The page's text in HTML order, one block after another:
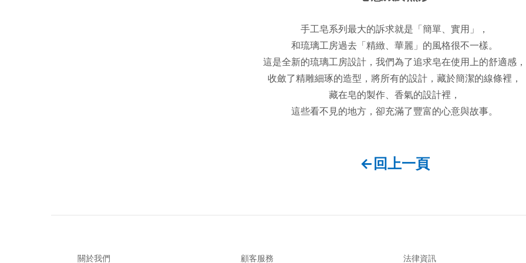
手工皂系列最大的訴求就是「簡單、實用」，
和琉璃工房過去「精緻、華麗」的風格很不一樣。
這是全新的琉璃工房設計，我們為了追求皂在使用上的舒適感，
收斂了精雕細琢的造型，將所有的設計，藏於簡潔的線條裡，
藏在皂的製作、香氣的設計裡，
這些看不見的地方，卻充滿了豐富的心意與故事。
←回上一頁
關於我們 顧客服務 法律資訊